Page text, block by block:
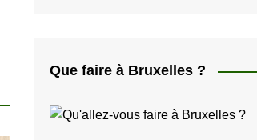
Que faire à Bruxelles ?